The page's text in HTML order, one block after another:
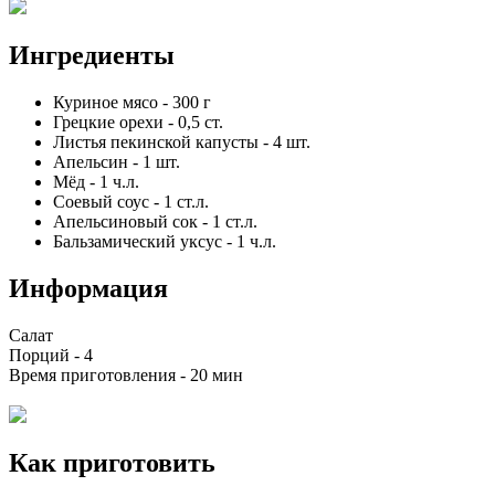
Ингредиенты
Куриное мясо - 300 г
Грецкие орехи - 0,5 ст.
Листья пекинской капусты - 4 шт.
Апельсин - 1 шт.
Мёд - 1 ч.л.
Соевый соус - 1 ст.л.
Апельсиновый сок - 1 ст.л.
Бальзамический уксус - 1 ч.л.
Информация
Салат
Порций - 4
Время приготовления - 20 мин
Как приготовить